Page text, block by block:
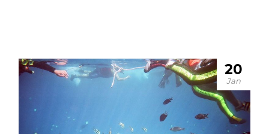
20
Jan